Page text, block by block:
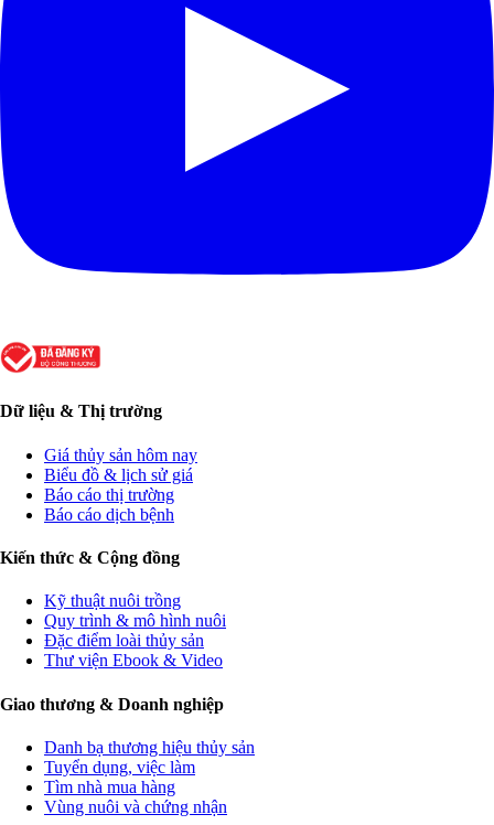
Dữ liệu & Thị trường
Giá thủy sản hôm nay
Biểu đồ & lịch sử giá
Báo cáo thị trường
Báo cáo dịch bệnh
Kiến thức & Cộng đồng
Kỹ thuật nuôi trồng
Quy trình & mô hình nuôi
Đặc điểm loài thủy sản
Thư viện Ebook & Video
Giao thương & Doanh nghiệp
Danh bạ thương hiệu thủy sản
Tuyển dụng, việc làm
Tìm nhà mua hàng
Vùng nuôi và chứng nhận